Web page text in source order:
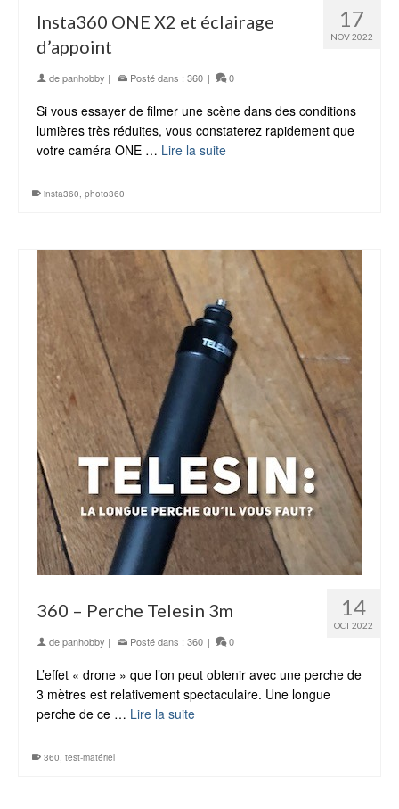
17
NOV 2022
Insta360 ONE X2 et éclairage
d’appoint
depanhobby | Posté dans : 360 | 0
Si vous essayer de filmer une scène dans des conditions
lumières très réduites, vous constaterez rapidement que
votre caméra ONE … Lire la suite
insta360, photo360
14
OCT 2022
360 – Perche Telesin 3m
depanhobby | Posté dans : 360 | 0
L’effet « drone » que l’on peut obtenir avec une perche de
3 mètres est relativement spectaculaire. Une longue
perche de ce … Lire la suite
360, test-matériel